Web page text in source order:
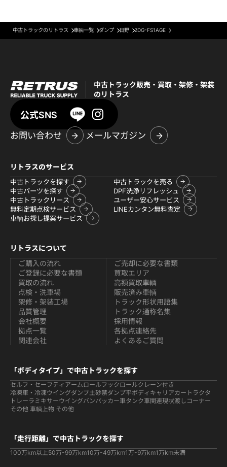
中古トラックのリトラス 車輌一覧 ダンプ 日野 2DG-FS1AGE
中古トラック販売・買取・架修・架装
のリトラス
公式SNS
お問い合わせ
メールマガジン
リトラスのサービス
中古トラックを探す
中古トラックを売る
中古パーツを探す
DPF洗浄リフレッシュ
中古トラックリース
ユーザー安心サービス
無料定期点検サービス
LINEカンタン無料査定
車輌お探し提案サービス
リトラスについて
ご購入の流れ
ご登録に必要な書類
買取の流れ
ご売却に必要な書類
買取エリア
高額買取車輌
点検・洗車場
架修・架装工場
品質管理
販売済み車輌
トラック形状用語集
トラック通称名集
会社概要
拠点一覧
関連会社
採用情報
各拠点連絡先
よくあるご質問
「ボディタイプ」で中古トラックを探す
セルフ・セーフティ アームロールフックロールクレーン付き
冷凍車・冷凍ウイングダンプ土砂禁ダンプ平ボディ キャリアカー トラクタ
トレーラ ミキサーウイングバンパッカー車タンク車関連現状渡しコーナー
その他 車輌上物 その他
「走行距離」で中古トラックを探す
100万km以上50万-99万km10万-49万km1万-9万km1万km未満